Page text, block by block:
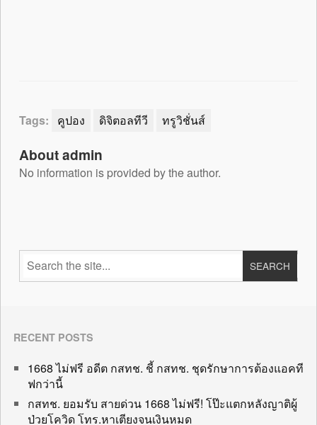
Tags: คูปอง ดิจิตอลทีวี ทรูวิชั่นส์
About admin
No information is provided by the author.
RECENT POSTS
1668 ไม่ฟรี อดีต กสทช. ชี้ กสทช. ชุดรักษาการต้องแอคที
ฟกว่านี้
กสทช. ยอมรับ สายด่วน 1668 ไม่ฟรี! โป๊ะแตกหลังญาติผู้
ป่วยโควิด โทร.หาเตียงจนเงินหมด